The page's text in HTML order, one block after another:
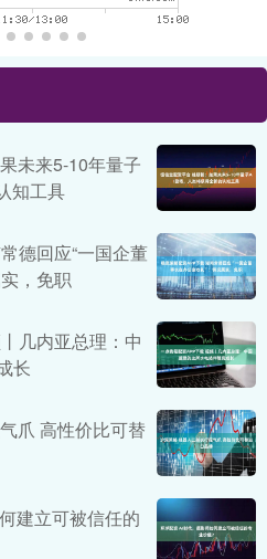
未来5-10年量子
知工具
德回应“一国企董
，免职
几内亚总理：中
长
爪 高性价比可替
建立可被信任的